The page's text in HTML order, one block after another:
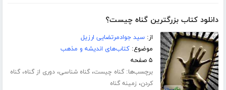
دانلود کتاب بزرگترین گناه چیست؟
از:سید جوادمرتضایی ارزیل
موضوع:کتاب‌های اندیشه و مذهب
۵ صفحه
برچسب‌ها:گناه چیست،گناه شناسی،دوری از گناه،گناه
کردن، زمینه گناه